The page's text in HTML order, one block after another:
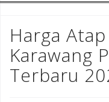
Harga
Karawang
Terbaru